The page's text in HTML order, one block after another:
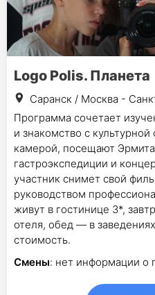
Logo Polis. Планета
Саранск / Москва -
Программа сочетает
и знакомство с
камерой, посещают
гастроэкспедиции и
участник снимет свой
руководством
живут в гостинице 3*,
отеля, обед — в
стоимость.
Смены: нет информации о